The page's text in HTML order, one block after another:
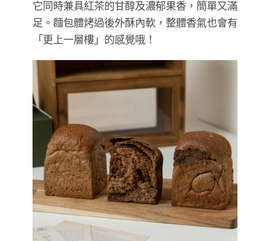
它同時兼具紅茶的甘醇及濃郁果香，簡單又滿
足。麵包體烤過後外酥內軟，整體香氣也會有
「更上一層樓」的感覺哦！